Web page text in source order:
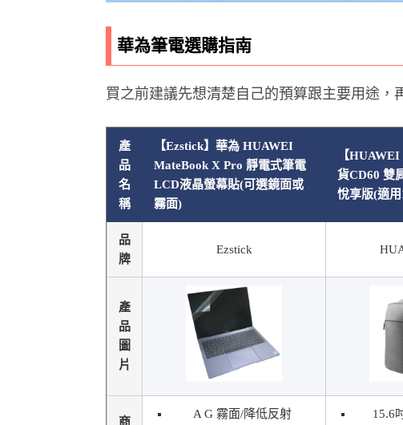
華為筆電選購指南
買之前建議先想清楚自己的預算跟主要用途，
產
品
名
稱
【Ezstick】華為 HUAWEI
MateBook X Pro 靜電式筆電
LCD液晶螢幕貼(可選鏡面或
霧面)
【
貨CD60 雙
悅享版(適
品
牌
Ezstick
產
品
圖
片
商
A G 霧面/降低反射 15.6